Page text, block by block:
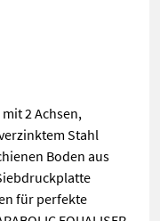
2 Achsen,
Stahl
Boden aus
für perfekte